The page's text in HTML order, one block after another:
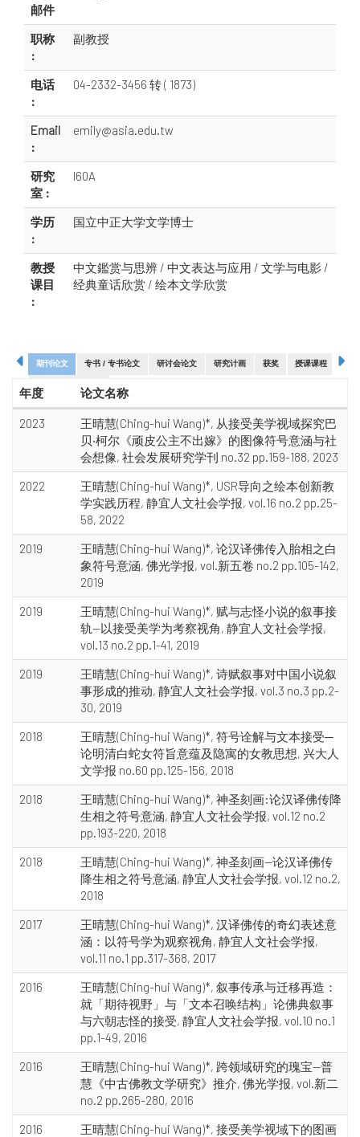
邮件
职称
:
副教授
电话
:
04-2332-3456 转 ( 1873)
Email
:
emily@asia.edu.tw
研究
室 :
I60A
学历
:
国立中正大学文学博士
教授
课目
:
中文鑑赏与思辨 / 中文表达与应用 / 文学与电影 /
经典童话欣赏 / 绘本文学欣赏
期刊论文 专书 / 专书论文 研讨会论文 研究计画 获奖 授课课程 创作
教师参与展演活动
年度 论文名称
2023
王晴慧(Ching-hui Wang)*, 从接受美学视域探究巴
贝‧柯尔《顽皮公主不出嫁》的图像符号意涵与社
会想像, 社会发展研究学刊 no.32 pp.159-188, 2023
2022
王晴慧(Ching-hui Wang)*, USR导向之绘本创新教
学实践历程, 静宜人文社会学报, vol.16 no.2 pp.25-
58, 2022
2019
王晴慧(Ching-hui Wang)*, 论汉译佛传入胎相之白
象符号意涵, 佛光学报, vol.新五卷 no.2 pp.105-142,
2019
2019
王晴慧(Ching-hui Wang)*, 赋与志怪小说的叙事接
轨—以接受美学为考察视角, 静宜人文社会学报,
vol.13 no.2 pp.1-41, 2019
2019
王晴慧(Ching-hui Wang)*, 诗赋叙事对中国小说叙
事形成的推动, 静宜人文社会学报, vol.3 no.3 pp.2-
30, 2019
2018
王晴慧(Ching-hui Wang)*, 符号诠解与文本接受─
论明清白蛇女符旨意蕴及隐寓的女教思想, 兴大人
文学报 no.60 pp.125-156, 2018
2018
王晴慧(Ching-hui Wang)*, 神圣刻画:论汉译佛传降
生相之符号意涵, 静宜人文社会学报, vol.12 no.2
pp.193-220, 2018
2018
王晴慧(Ching-hui Wang)*, 神圣刻画—论汉译佛传
降生相之符号意涵, 静宜人文社会学报, vol.12 no.2,
2018
2017
王晴慧(Ching-hui Wang)*, 汉译佛传的奇幻表述意
涵：以符号学为观察视角, 静宜人文社会学报,
vol.11 no.1 pp.317-368, 2017
2016
王晴慧(Ching-hui Wang)*, 叙事传承与迁移再造：
就「期待视野」与「文本召唤结构」论佛典叙事
与六朝志怪的接受, 静宜人文社会学报, vol.10 no.1
pp.1-49, 2016
2016
王晴慧(Ching-hui Wang)*, 跨领域研究的瑰宝—普
慧《中古佛教文学研究》推介, 佛光学报, vol.新二
no.2 pp.265-280, 2016
2016
王晴慧(Ching-hui Wang)*, 接受美学视域下的图画